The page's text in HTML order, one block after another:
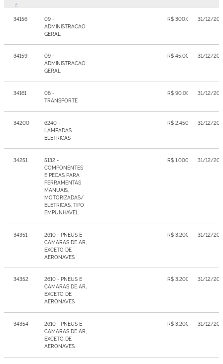
34156
09 -
ADMINISTRACAO
GERAL
R$ 300.000,0031/12/
34159
09 -
ADMINISTRACAO
GERAL
R$ 45.000,0031/12/
34161
06 -
TRANSPORTE
R$ 90.000,0031/12/
34200
6240 -
LAMPADAS
ELETRICAS
R$ 2.450,00 31/12/
34251
5132 -
COMPONENTES
E PECAS PARA
FERRAMENTAS
MANUAIS,
MOTORIZADAS/
ELETRICAS, TIPO
EMPUNHAVEL
R$ 1.000,00 31/12/
34351
2610 - PNEUS E
CAMARAS DE AR,
EXCETO DE
AERONAVES
R$ 3.200,00 31/12/
34352
2610 - PNEUS E
CAMARAS DE AR,
EXCETO DE
AERONAVES
R$ 3.200,00 31/12/
34354
2610 - PNEUS E
CAMARAS DE AR,
EXCETO DE
AERONAVES
R$ 3.200,00 31/12/